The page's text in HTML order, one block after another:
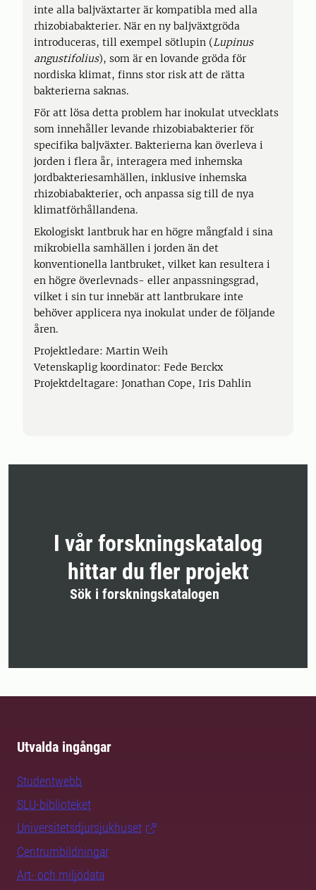
inte alla baljväxtarter är kompatibla med alla
rhizobiabakterier. När en ny baljväxtgröda
introduceras, till exempel sötlupin (Lupinus
angustifolius), som är en lovande gröda för
nordiska klimat, finns stor risk att de rätta
bakterierna saknas.
För att lösa detta problem har inokulat utvecklats
som innehåller levande rhizobiabakterier för
specifika baljväxter. Bakterierna kan överleva i
jorden i flera år, interagera med inhemska
jordbakteriesamhällen, inklusive inhemska
rhizobiabakterier, och anpassa sig till de nya
klimatförhållandena.
Ekologiskt lantbruk har en högre mångfald i sina
mikrobiella samhällen i jorden än det
konventionella lantbruket, vilket kan resultera i
en högre överlevnads- eller anpassningsgrad,
vilket i sin tur innebär att lantbrukare inte
behöver applicera nya inokulat under de följande
åren.
Projektledare: Martin Weih
Vetenskaplig koordinator: Fede Berckx
Projektdeltagare: Jonathan Cope, Iris Dahlin
I vår forskningskatalog
hittar du fler projekt
Sök i forskningskatalogen
Utvalda ingångar
Studentwebb
SLU-biblioteket
Universitetsdjursjukhuset
Centrumbildningar
Art- och miljödata